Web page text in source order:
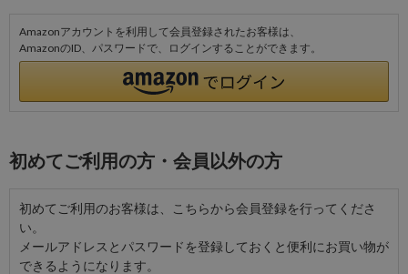
Amazonアカウントを利用して会員登録されたお客様は、
AmazonのID、パスワードで、ログインすることができます。
初めてご利用の方・会員以外の方
初めてご利用のお客様は、こちらから会員登録を行ってくださ
い。
メールアドレスとパスワードを登録しておくと便利にお買い物が
できるようになります。